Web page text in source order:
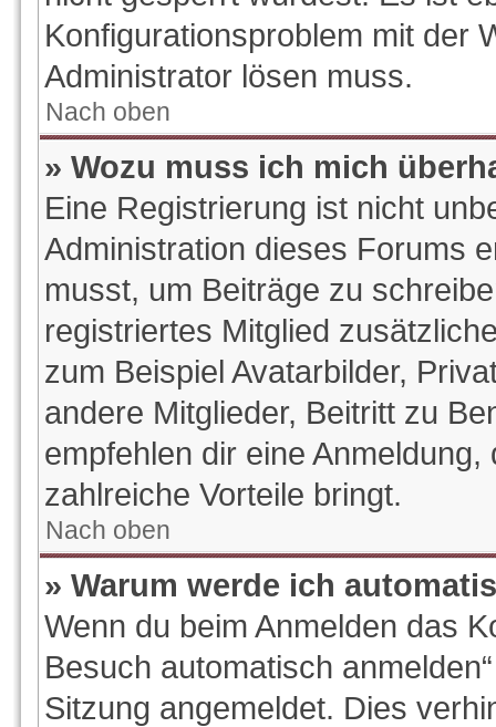
Konfigurationsproblem mit der
Administrator lösen muss.
Nach oben
» Wozu muss ich mich
Eine Registrierung ist nicht
Administration dieses Forums
musst, um Beiträge zu
registriertes Mitglied
zum Beispiel Avatarbilder,
andere Mitglieder, Beitritt zu
empfehlen dir eine
zahlreiche Vorteile bringt.
Nach oben
» Warum werde ich
Wenn du beim Anmelden das
Besuch automatisch
Sitzung angemeldet. Dies